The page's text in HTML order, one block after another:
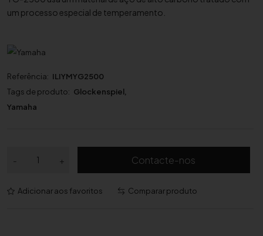
um processo especial de temperamento.
Referência: ILIYMYG2500
Tags de produto: Glockenspiel,
Yamaha
-
n
+ Contacte-nos
Adicionar aos favoritos Comparar produto